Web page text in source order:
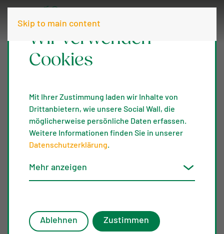
Skip to main content
Markt der
Artenvielf
Wir verwenden
Cookies
Mit Ihrer Zustimmung laden wir Inhalte von
Drittanbietern, wie unsere Social Wall, die
möglicherweise persönliche Daten erfassen.
Weitere Informationen finden Sie in unserer
Datenschutzerklärung.
Mehr anzeigen
Ablehnen Zustimmen